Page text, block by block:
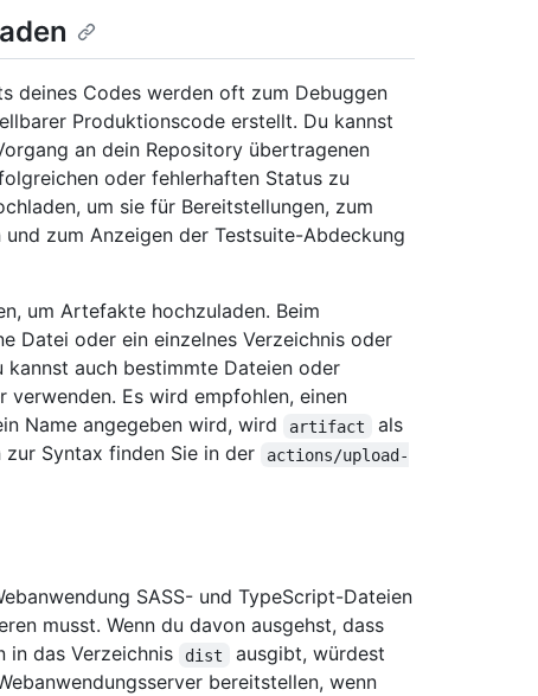
deines Codes werden oft zum Debuggen
Produktionscode erstellt. Du kannst
an dein Repository übertragenen
oder fehlerhaften Status zu
um sie für Bereitstellungen, zum
zum Anzeigen der Testsuite-Abdeckung
um Artefakte hochzuladen. Beim
Datei oder ein einzelnes Verzeichnis oder
kannst auch bestimmte Dateien oder
verwenden. Es wird empfohlen, einen
Name angegeben wird, wird
artifact
als
Syntax finden Sie in der
actions/upload-
SASS- und TypeScript-Dateien
musst. Wenn du davon ausgehst, dass
in das Verzeichnis
dist
ausgibt, würdest
bereitstellen, wenn